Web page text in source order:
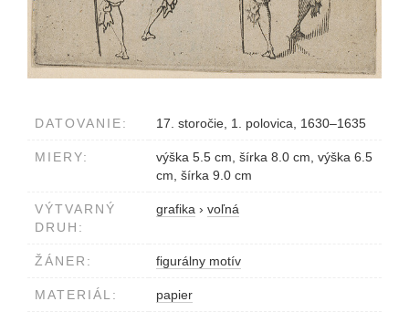
DATOVANIE: 17. storočie, 1. polovica, 1630–1635
MIERY:
výška 5.5 cm, šírka 8.0 cm, výška 6.5
cm, šírka 9.0 cm
VÝTVARNÝ
DRUH:
grafika › voľná
ŽÁNER: figurálny motív
MATERIÁL: papier